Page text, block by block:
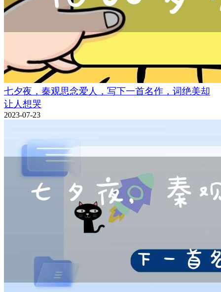
七夕夜，秦观思念爱人，写下一首名作，词绝美却
让人想哭
2023-07-23